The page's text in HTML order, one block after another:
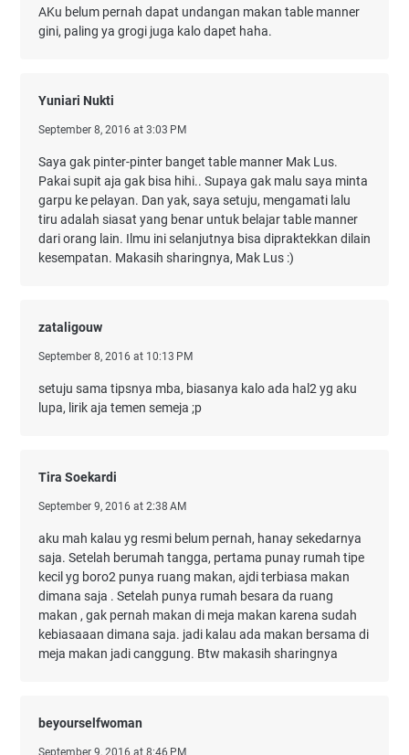
AKu belum pernah dapat undangan makan table manner
gini, paling ya grogi juga kalo dapet haha.
Yuniari Nukti
September 8, 2016 at 3:03 PM
Saya gak pinter-pinter banget table manner Mak Lus.
Pakai supit aja gak bisa hihi.. Supaya gak malu saya minta
garpu ke pelayan. Dan yak, saya setuju, mengamati lalu
tiru adalah siasat yang benar untuk belajar table manner
dari orang lain. Ilmu ini selanjutnya bisa dipraktekkan dilain
kesempatan. Makasih sharingnya, Mak Lus :)
zataligouw
September 8, 2016 at 10:13 PM
setuju sama tipsnya mba, biasanya kalo ada hal2 yg aku
lupa, lirik aja temen semeja ;p
Tira Soekardi
September 9, 2016 at 2:38 AM
aku mah kalau yg resmi belum pernah, hanay sekedarnya
saja. Setelah berumah tangga, pertama punay rumah tipe
kecil yg boro2 punya ruang makan, ajdi terbiasa makan
dimana saja . Setelah punya rumah besara da ruang
makan , gak pernah makan di meja makan karena sudah
kebiasaaan dimana saja. jadi kalau ada makan bersama di
meja makan jadi canggung. Btw makasih sharingnya
beyourselfwoman
September 9, 2016 at 8:46 PM